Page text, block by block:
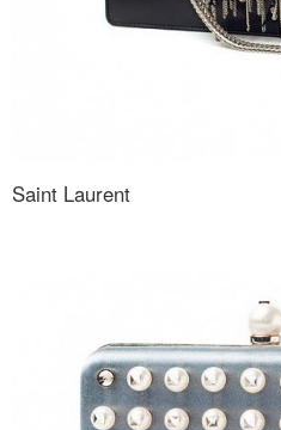
Saint Laurent